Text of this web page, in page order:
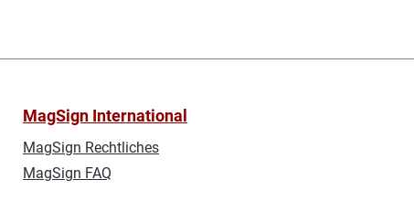
MagSign International
MagSign Rechtliches
MagSign FAQ